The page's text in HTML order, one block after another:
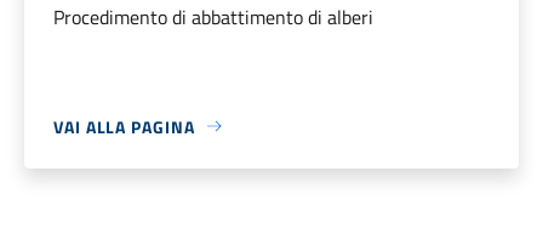
Procedimento di abbattimento di alberi
VAI ALLA PAGINA